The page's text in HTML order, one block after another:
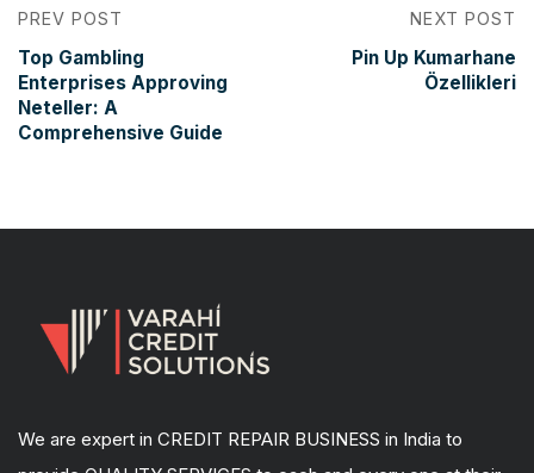
PREV POST
Top Gambling
Enterprises Approving
Neteller: A
Comprehensive Guide
NEXT POST
Pin Up Kumarhane
Özellikleri
We are expert in CREDIT REPAIR BUSINESS in India to